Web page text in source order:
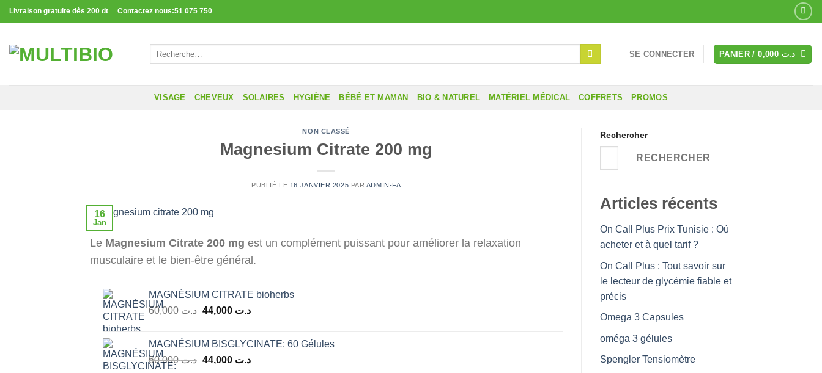
Passer
au
Livraison gratuite dès 200 dt Contactez nous:51 075 750
Recherche
SE CONNECTER PANIER / د.ت
VISAGE CHEVEUX SOLAIRES HYGIÈNE BÉBÉ ET MAMAN BIO & NATUREL MATÉRIEL MÉDICAL COFFRETS PROMOS
NON CLASSÉ
Magnesium Citrate 200 mg
PUBLIÉ LE 16 JANVIER 2025 PAR ADMIN-FA
16
Jan
Le Magnesium Citrate 200 mg est un complément puissant pour améliorer la relaxation
musculaire et le bien-être général.
MAGNÉSIUM CITRATE bioherbs
د.ت60,000
Le
était :
د.ت 60,000.
د.ت 44,000
Le
est :
MAGNÉSIUM BISGLYCINATE: 60 Gélules
د.ت60,000
Le
د.ت 44,000
Le
Rechercher
RECHERCHER
Articles récents
On Call Plus Prix Tunisie : Où
acheter et à quel tarif ?
On Call Plus : Tout savoir sur
le lecteur de glycémie fiable et
précis
Omega 3 Capsules
oméga 3 gélules
Spengler Tensiomètre